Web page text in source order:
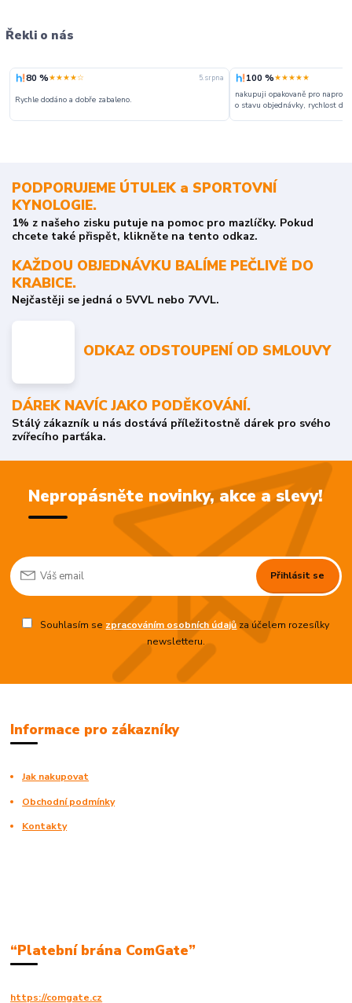
Řekli o nás
80 %★★★★☆ 5. srpna
Rychle dodáno a dobře zabaleno.
100 %★★★★★
nakupuji opakovaně pro
o stavu objednávky, rychlost
PODPORUJEME ÚTULEK a SPORTOVNÍ
KYNOLOGIE.
1% z našeho zisku putuje na pomoc pro mazlíčky. Pokud
chcete také přispět, klikněte na tento odkaz.
KAŽDOU OBJEDNÁVKU BALÍME PEČLIVĚ DO
KRABICE.
Nejčastěji se jedná o 5VVL nebo 7VVL.
ODKAZ ODSTOUPENÍ OD SMLOUVY
DÁREK NAVÍC JAKO PODĚKOVÁNÍ.
Stálý zákazník u nás dostává příležitostně dárek pro svého
zvířecího parťáka.
Nepropásněte novinky, akce a slevy!
Přihlásit se
Souhlasím se zpracováním osobních údajůza účelem rozesílky
newsletteru.
Informace pro zákazníky
Jak nakupovat
Obchodní podmínky
Kontakty
“Platební brána ComGate”
https://comgate.cz